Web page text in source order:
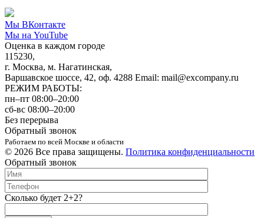
Мы ВКонтакте
Мы на YouTube
Оценка в каждом городе
115230,
г. Москва, м. Нагатинская,
Варшавское шоссе, 42, оф. 4288 Email: mail@excompany.ru
РЕЖИМ РАБОТЫ:
пн–пт 08:00–20:00
сб-вс 08:00–20:00
Без перерыва
Обратный звонок
Работаем по всей Москве и области
© 2026 Все права защищены. Политика конфиденциальности
Обратный звонок
Сколько будет 2+2?